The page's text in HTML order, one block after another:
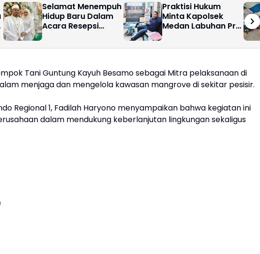
Selamat Menempuh
Hidup Baru Dalam
Acara Resepsi
Praktisi Hukum
Minta Kapolsek
Medan Labuhan Pro
Tani Guntung Kayuh Besamo sebagai Mitra pelaksanaan di
menjaga dan mengelola kawasan mangrove di sekitar pesisir.
Regional 1, Fadilah Haryono menyampaikan bahwa kegiatan ini
dalam mendukung keberlanjutan lingkungan sekaligus